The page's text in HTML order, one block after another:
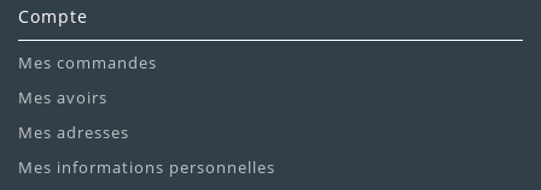
Compte
Mes commandes
Mes avoirs
Mes adresses
Mes informations personnelles